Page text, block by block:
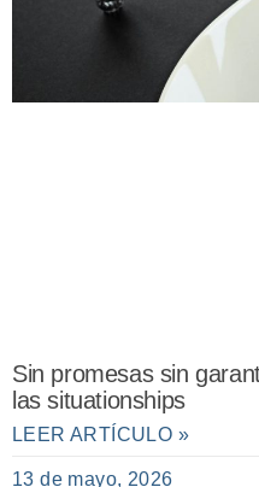
Sin promesas sin
las situationships
LEER ARTÍCULO »
13 de mayo, 2026